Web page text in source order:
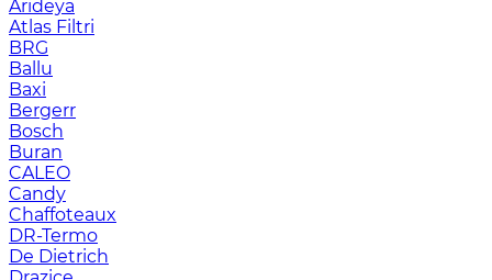
Arideya
Atlas Filtri
BRG
Ballu
Baxi
Bergerr
Bosch
Buran
CALEO
Candy
Chaffoteaux
DR-Termo
De Dietrich